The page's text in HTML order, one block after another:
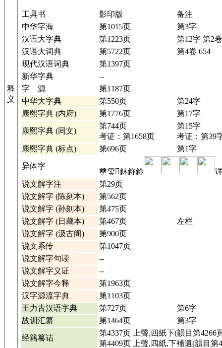
释
义
工具书 影印版
备注
中华字海
第1015页
第3字
汉语大字典
第1223页
第12字 第2卷
汉语大词典
第5722页
第4卷 654
现代汉语词典
第1397页
新华字典
--
字 源
第1187页
中华大字典
第550页
第24字
康熙字典 (内府)
第1776页 第17字
康熙字典 (同文)
第744页
考证：第1658页
第15字
考证：第39
康熙字典 (标点)
第696页 第1字
异体字
壐玺𤫆鈢鉨鉩
说文解字注
第29页
说文解字 (陈刻本)
第562页
说文解字 (孙刻本)
第475页
说文解字 (日藏本)
第467页
左栏
说文解字 (汲古阁)
第900页
说文系传
第1047页
说文解字句读
--
说文解字义证
--
说文解字今释
第1963页
汉字源流字典
第1103页
王力古汉语字典
第727页
第6字
故训汇纂
第1464页 第3字
经籍籑诂
第4337页 上聲,四紙下(韻目第4266
第4409页 上聲,四紙,下補遺(韻目第